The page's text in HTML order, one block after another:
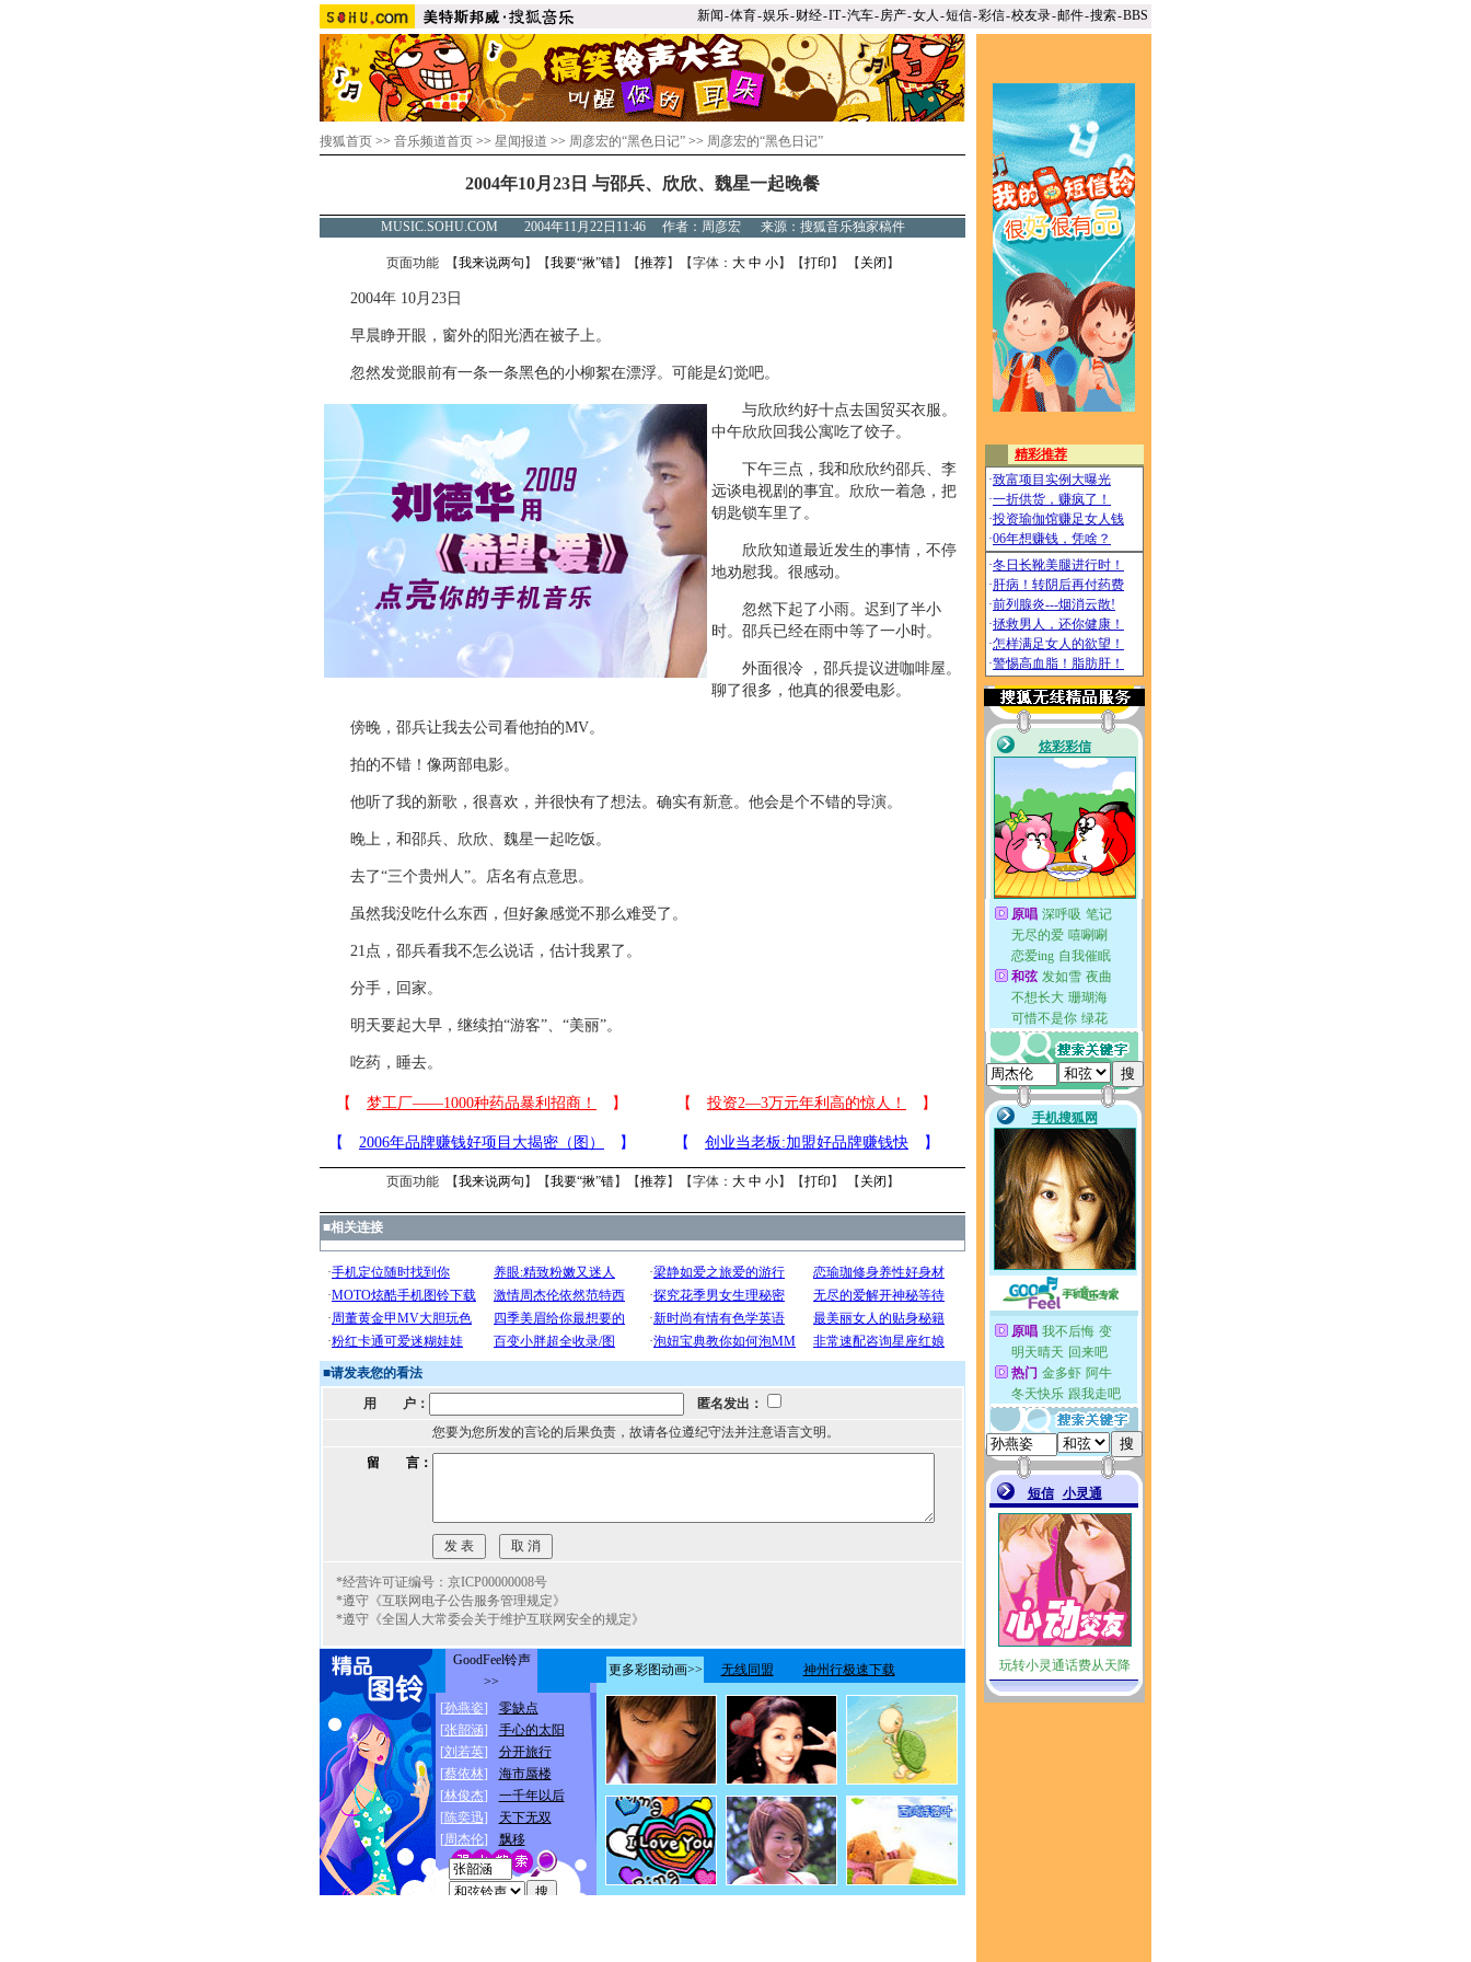
新闻-体育-娱乐-财经-IT-汽车-房产-女人 -短信-彩信-校友录-邮件-搜索-BBS
搜狐首页 >> 音乐频道首页 >> 星闻报道 >> 周彦宏的“黑色日记” >> 周彦宏的“黑色日记”
2004年10月23日 与邵兵、欣欣、魏星一起晚餐
MUSIC.SOHU.COM 2004年11月22日11:46 作者：周彦宏 来源：搜狐音乐独家稿件
页面功能 【我来说两句 】【我要“揪”错】【推荐】【字体： 大 中 小】【打印 】 【 关闭 】
2004年 10月23日
早晨睁开眼，窗外的阳光洒在被子上。
忽然发觉眼前有一条一条黑色的小柳絮在漂浮。可能是幻觉吧。
与欣欣约好十点去国贸买衣服。
中午欣欣回我公寓吃了饺子。
下午三点，我和欣欣约邵兵、李
远谈电视剧的事宜。欣欣一着急，把
钥匙锁车里了。
欣欣知道最近发生的事情，不停
地劝慰我。很感动。
忽然下起了小雨。迟到了半小
时。邵兵已经在雨中等了一小时。
外面很冷 ，邵兵提议进咖啡屋。
聊了很多，他真的很爱电影。
傍晚，邵兵让我去公司看他拍的MV。
拍的不错！像两部电影。
他听了我的新歌，很喜欢，并很快有了想法。确实有新意。他会是个不错的导演。
晚上，和邵兵、欣欣、魏星一起吃饭。
去了“三个贵州人”。店名有点意思。
虽然我没吃什么东西，但好象感觉不那么难受了。
21点，邵兵看我不怎么说话，估计我累了。
分手，回家。
明天要起大早，继续拍“游客”、“美丽”。
吃药，睡去。
页面功能 【我来说两句 】【我要“揪”错】【推荐】【字体： 大 中 小】【打印 】 【 关闭 】
■相关连接
■请发表您的看法
用 户：
匿名发出：
您要为您所发的言论的后果负责，故请各位遵纪守法并注意语言文明。
留 言：
*经营许可证编号：京ICP00000008号
*遵守《互联网电子公告服务管理规定》
*遵守《全国人大常委会关于维护互联网安全的规定》